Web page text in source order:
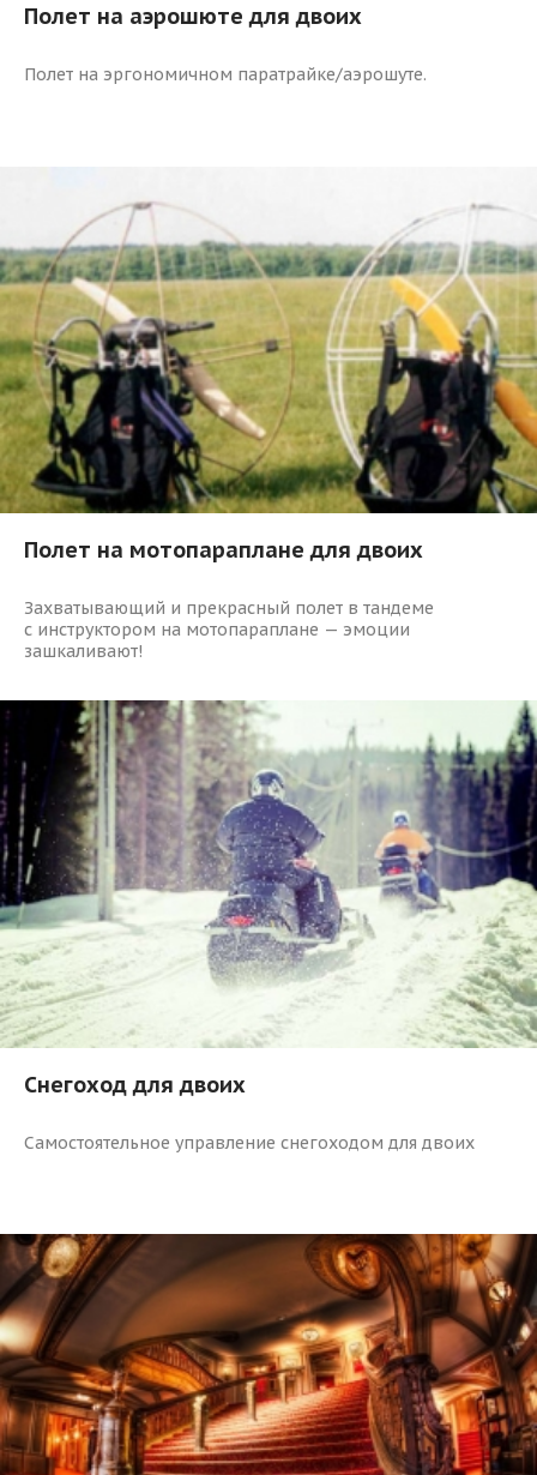
Полет на аэрошюте для двоих
Полет на эргономичном паратрайке/аэрошуте.
163
Полет на мотопараплане для двоих
Захватывающий и прекрасный полет в тандеме
с инструктором на мотопараплане — эмоции
зашкаливают!
801
Снегоход для двоих
Самостоятельное управление снегоходом для двоих
0